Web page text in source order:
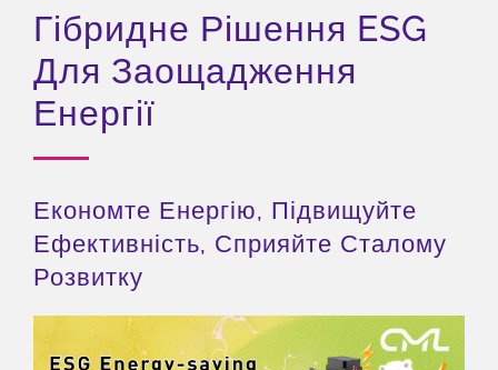
CML
Гібридне Рішення ESG
Для Заощадження
Енергії
Економте Енергію, Підвищуйте
Ефективність, Сприяйте Сталому
Розвитку